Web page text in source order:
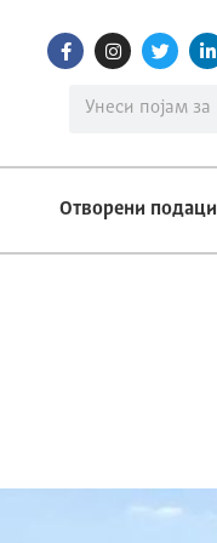
Отворени подаци